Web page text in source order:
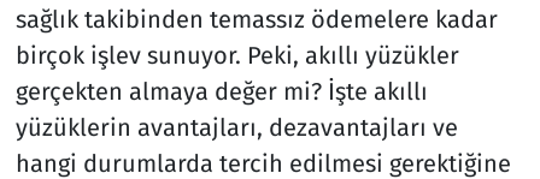
sağlık takibinden temassız ödemelere kadar
birçok işlev sunuyor. Peki, akıllı yüzükler
gerçekten almaya değer mi? İşte akıllı
yüzüklerin avantajları, dezavantajları ve
hangi durumlarda tercih edilmesi gerektiğine
Televizyon